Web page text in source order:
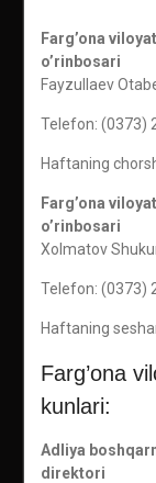
Farg’ona
o’rinbosari
Fayzullaev
Telefon: (0373)
Haftaning
Farg’ona
o’rinbosari
Xolmatov
Telefon: (0373)
Haftaning
Farg’ona
kunlari:
Adliya
direktori